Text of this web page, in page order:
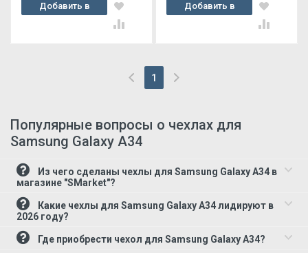
Добавить в
корзину
Добавить в
корзину
1
(current)
Популярные вопросы о чехлах для
Samsung Galaxy A34
магазине "SMarket"?
2026 году?
Где приобрести чехол для Samsung Galaxy A34?